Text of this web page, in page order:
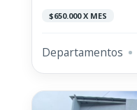
$650.000 X MES
Departamentos